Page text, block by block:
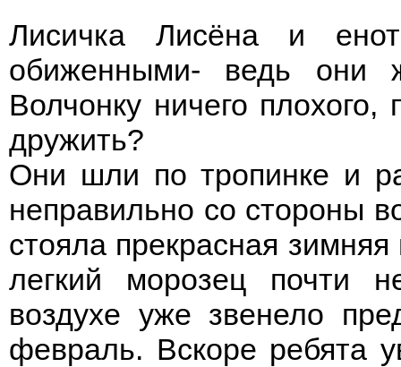
Лисичка Лисёна и
обиженными- ведь они
Волчонку ничего
дружить?
Они шли по тропинке и
неправильно со стороны
стояла прекрасная
легкий морозец почти
воздухе уже звенело
февраль. Вскоре ребята